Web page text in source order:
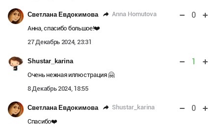
Светлана Евдокимова Anna Homutova 0
Анна, спасибо большое!❤️
27 Декабрь 2024, 23:31
Shustar_karina 1
Очень нежная иллюстрация 🤗
8 Декабрь 2024, 18:55
Светлана Евдокимова Shustar_karina 0
Спасибо❤️